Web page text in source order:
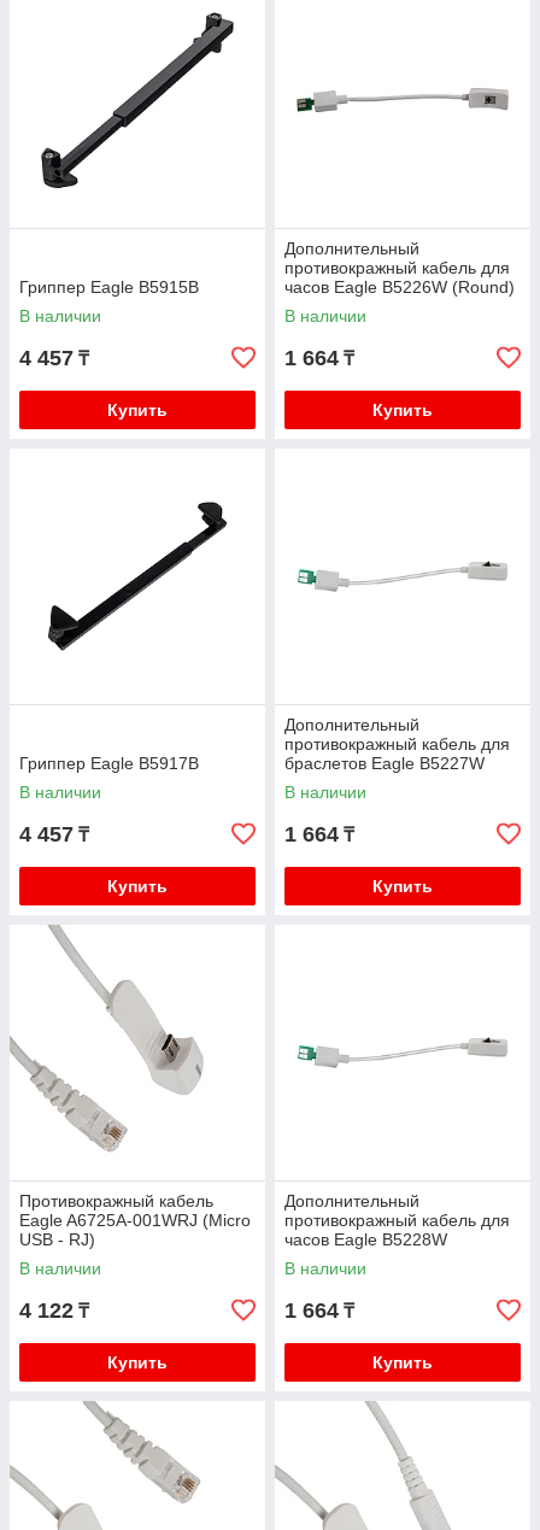
Гриппер Eagle B5915B
В наличии
4 457 ₸
Купить
Дополнительный
противокражный кабель для
часов Eagle B5226W (Round)
В наличии
1 664 ₸
Купить
Гриппер Eagle B5917B
В наличии
4 457 ₸
Купить
Дополнительный
противокражный кабель для
браслетов Eagle B5227W
(Braclet)
В наличии
1 664 ₸
Купить
Противокражный кабель
Eagle A6725A-001WRJ (Micro
USB - RJ)
В наличии
4 122 ₸
Купить
Дополнительный
противокражный кабель для
часов Eagle B5228W
(Rectangle)
В наличии
1 664 ₸
Купить